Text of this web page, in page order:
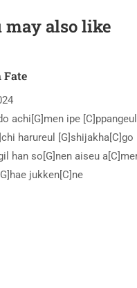
may also like
Fate
achi[G]men ipe
harureul [G]shijakha[C]go
han so[G]nen aiseu
jukken[C]ne